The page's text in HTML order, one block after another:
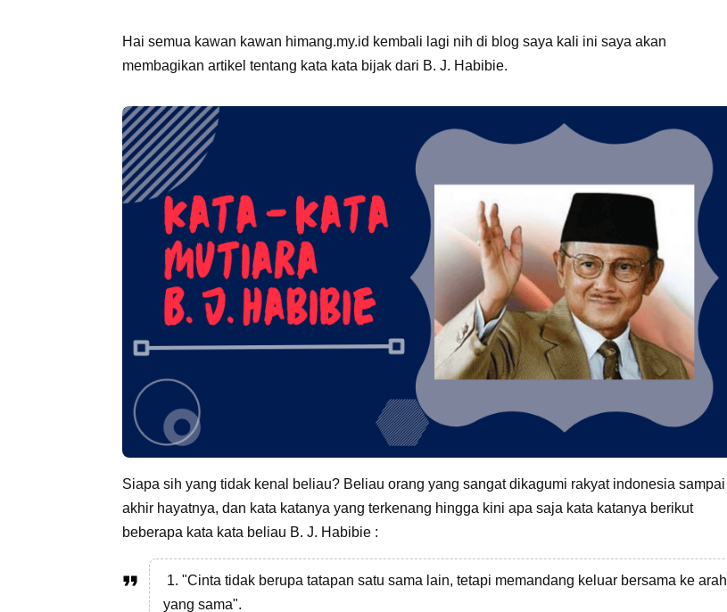
Hai semua kawan kawan himang.my.id kembali lagi nih di blog saya kali ini saya akan
membagikan artikel tentang kata kata bijak dari B. J. Habibie.
Siapa sih yang tidak kenal beliau? Beliau orang yang sangat dikagumi rakyat indonesia sampai
akhir hayatnya, dan kata katanya yang terkenang hingga kini apa saja kata katanya berikut
beberapa kata kata beliau B. J. Habibie :
1. "Cinta tidak berupa tatapan satu sama lain, tetapi memandang keluar bersama ke arah
yang sama".